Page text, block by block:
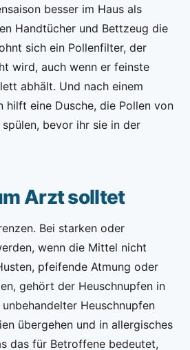
besser im Haus als
Handtücher und Bettzeug die
sich ein Pollenfilter, der
wird, auch wenn er feinste
abhält. Und nach einem
hilft eine Dusche, die Pollen von
bevor ihr sie in der
Arzt solltet
Bei starken oder
wenn die Mittel nicht
pfeifende Atmung oder
gehört der Heuschnupfen in
Heuschnupfen
übergehen und in allergisches
das für Betroffene bedeutet,